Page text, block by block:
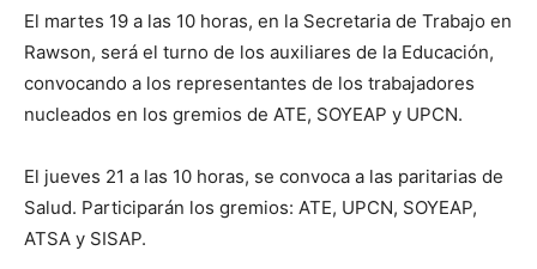
El martes 19 a las 10 horas, en la Secretaria de Trabajo en
Rawson, será el turno de los auxiliares de la Educación,
convocando a los representantes de los trabajadores
nucleados en los gremios de ATE, SOYEAP y UPCN.
El jueves 21 a las 10 horas, se convoca a las paritarias de
Salud. Participarán los gremios: ATE, UPCN, SOYEAP,
ATSA y SISAP.